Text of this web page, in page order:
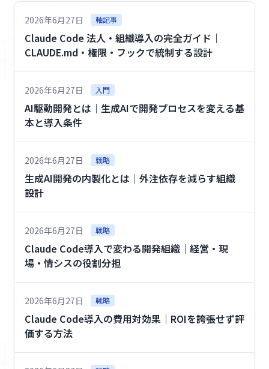
2026年6月27日 軸記事
Claude Code 法人・組織導入の完全ガイド｜
CLAUDE.md・権限・フックで統制する設計
2026年6月27日 入門
AI駆動開発とは｜生成AIで開発プロセスを変える基
本と導入条件
2026年6月27日 戦略
生成AI開発の内製化とは｜外注依存を減らす組織
設計
2026年6月27日 戦略
Claude Code導入で変わる開発組織｜経営・現
場・情シスの役割分担
2026年6月27日 戦略
Claude Code導入の費用対効果｜ROIを誇張せず評
価する方法